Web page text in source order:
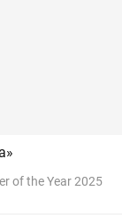
of the Year 2025